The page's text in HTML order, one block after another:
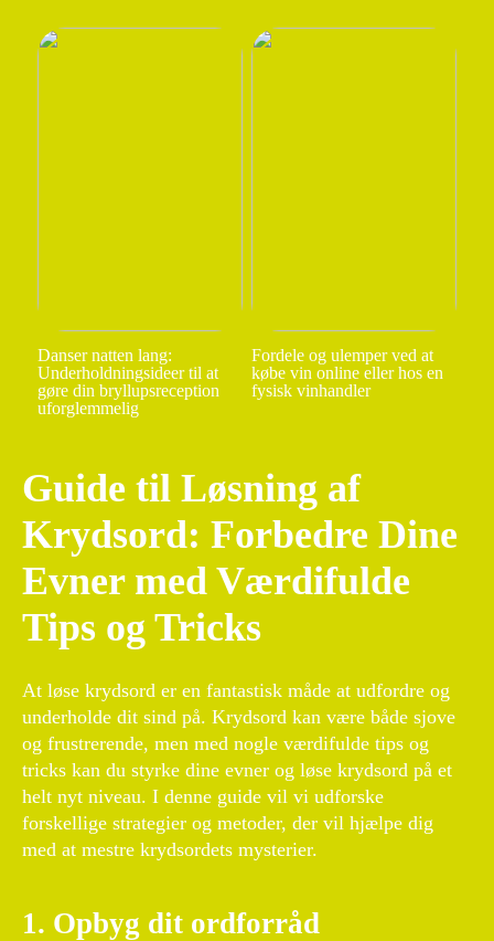
Danser natten lang:
Underholdningsideer til at
gøre din bryllupsreception
uforglemmelig
Fordele og ulemper ved at
købe vin online eller hos en
fysisk vinhandler
Guide til Løsning af
Krydsord: Forbedre Dine
Evner med Værdifulde
Tips og Tricks
At løse krydsord er en fantastisk måde at udfordre og
underholde dit sind på. Krydsord kan være både sjove
og frustrerende, men med nogle værdifulde tips og
tricks kan du styrke dine evner og løse krydsord på et
helt nyt niveau. I denne guide vil vi udforske
forskellige strategier og metoder, der vil hjælpe dig
med at mestre krydsordets mysterier.
1. Opbyg dit ordforråd